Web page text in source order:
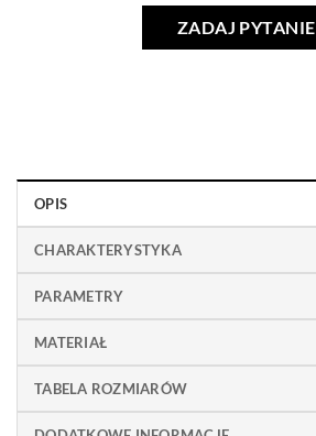
ZADAJ PYTANIE
OPIS
CHARAKTERYSTYKA
PARAMETRY
MATERIAŁ
TABELA ROZMIARÓW